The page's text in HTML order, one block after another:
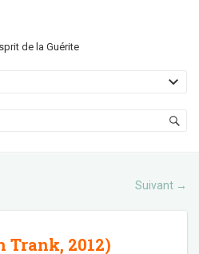
de la Guérite
Suivant →
Trank, 2012)